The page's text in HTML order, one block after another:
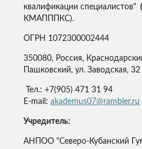
квалификации специалистов" (
КМАПППКС).
ОГРН 1072300002444
350080, Россия,
Пашковский, ул. Заводская, 32
Тел.: +7(905) 471 31 94
E-mail: akademus07@rambler.ru
Учредитель:
АНПОО "Северо-Кубанский